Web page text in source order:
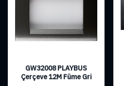
GW32008 PLAYBUS
Çerçeve 12M Füme Gri